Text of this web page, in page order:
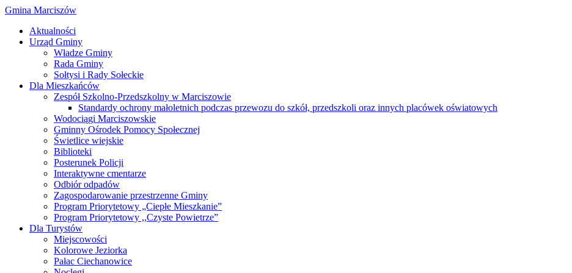
Gmina Marciszów
Aktualności
Urząd Gminy
Władze Gminy
Rada Gminy
Sołtysi i Rady Sołeckie
Dla Mieszkańców
Zespół Szkolno-Przedszkolny w Marciszowie
Standardy ochrony małoletnich podczas przewozu do szkół, przedszkoli oraz innych placówek oświatowych
Wodociągi Marciszowskie
Gminny Ośrodek Pomocy Społecznej
Świetlice wiejskie
Biblioteki
Posterunek Policji
Interaktywne cmentarze
Odbiór odpadów
Zagospodarowanie przestrzenne Gminy
Program Priorytetowy „Ciepłe Mieszkanie”
Program Priorytetowy ,,Czyste Powietrze”
Dla Turystów
Miejscowości
Kolorowe Jeziorka
Pałac Ciechanowice